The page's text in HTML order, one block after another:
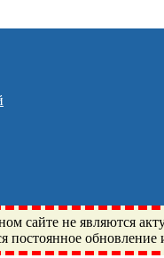
сайте не являются
постоянное обновление